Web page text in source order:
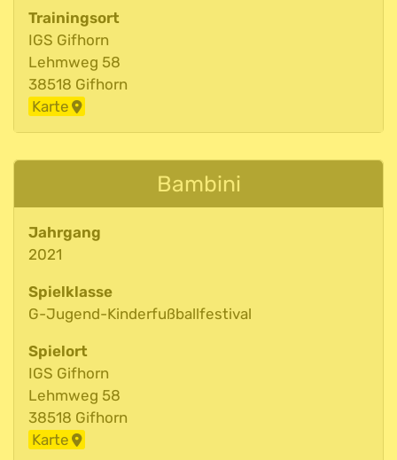
Trainingsort
IGS Gifhorn
Lehmweg 58
38518 Gifhorn
Karte
Bambini
Jahrgang
2021
Spielklasse
G-Jugend-Kinderfußballfestival
Spielort
IGS Gifhorn
Lehmweg 58
38518 Gifhorn
Karte